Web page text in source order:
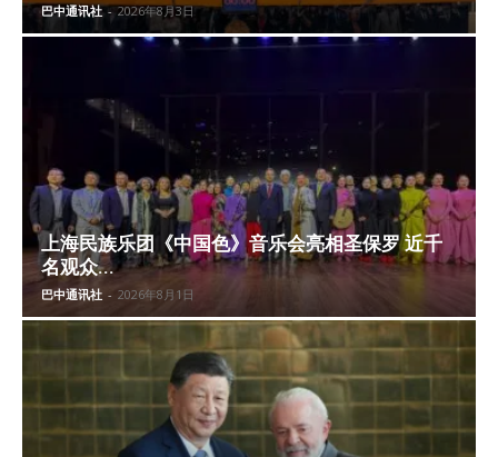
巴中通讯社 - 2026年8月3日
上海民族乐团《中国色》音乐会亮相圣保罗 近千
名观众...
巴中通讯社 - 2026年8月1日